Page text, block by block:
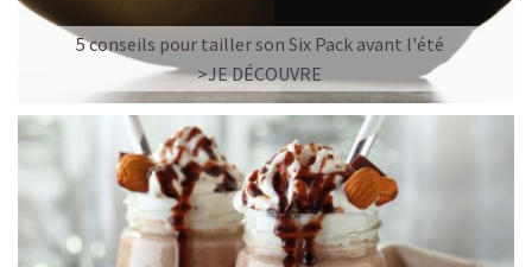
5 conseils pour tailler son Six Pack avant l'été
>JE DÉCOUVRE